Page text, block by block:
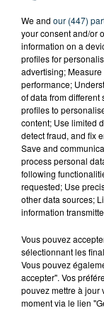
TITRES
We and our (447)
your consent and/or
information on a
profiles for
advertising;
performance;
of data from
profiles to
content; Use limited
detect fraud, and fix
Save and
process personal
following
requested; Use
other data sources;
information
Vous pouvez
sélectionnant les
Vous pouvez
accepter". Vos
pouvez mettre à jour
moment via le lien